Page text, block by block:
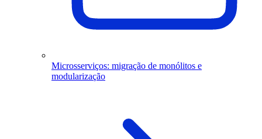
Microsserviços: migração de monólitos e
modularização